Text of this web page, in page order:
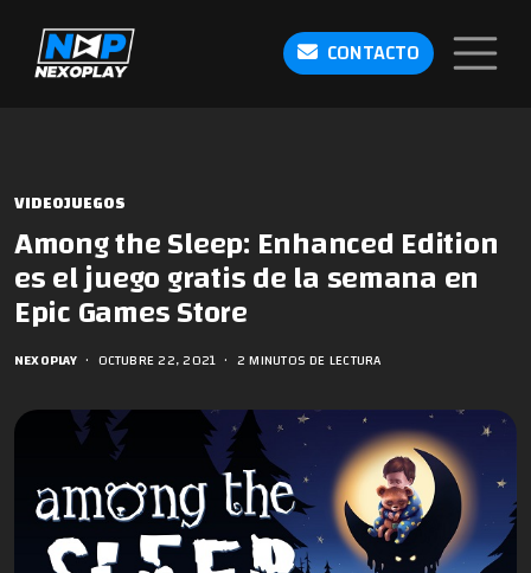
CONTACTO
VIDEOJUEGOS
Among the Sleep: Enhanced Edition
es el juego gratis de la semana en
Epic Games Store
NEXOPLAY • OCTUBRE 22, 2021 • 2 MINUTOS DE LECTURA